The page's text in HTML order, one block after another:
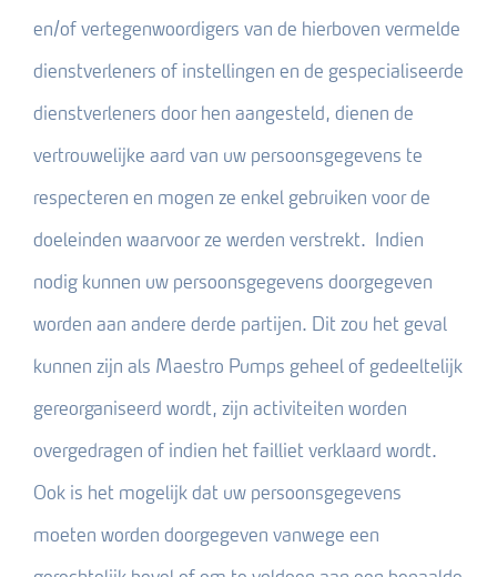
en/of vertegenwoordigers van de hierboven vermelde
dienstverleners of instellingen en de gespecialiseerde
dienstverleners door hen aangesteld, dienen de
vertrouwelijke aard van uw persoonsgegevens te
respecteren en mogen ze enkel gebruiken voor de
doeleinden waarvoor ze werden verstrekt. Indien
nodig kunnen uw persoonsgegevens doorgegeven
worden aan andere derde partijen. Dit zou het geval
kunnen zijn als Maestro Pumps geheel of gedeeltelijk
gereorganiseerd wordt, zijn activiteiten worden
overgedragen of indien het failliet verklaard wordt.
Ook is het mogelijk dat uw persoonsgegevens
moeten worden doorgegeven vanwege een